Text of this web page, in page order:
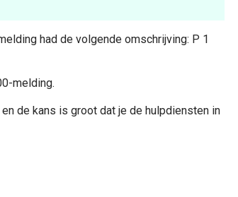
had de volgende omschrijving: P 1
melding.
de kans is groot dat je de hulpdiensten in